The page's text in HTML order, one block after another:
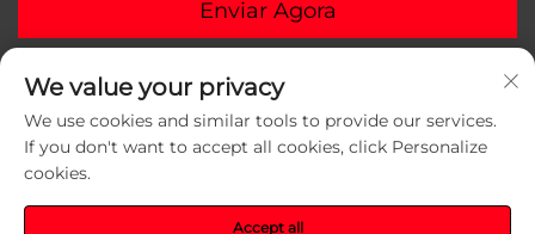
Enviar Agora
Direitos autorais © 2026 Suzhou Yunlei Packaging
de Privacidade
We value your privacy
We use cookies and similar tools to provide our services.
If you don't want to accept all cookies, click Personalize
cookies.
Accept all